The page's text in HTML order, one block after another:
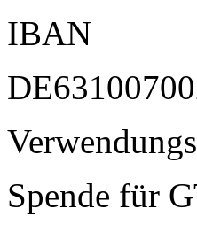
IBAN
Spende für